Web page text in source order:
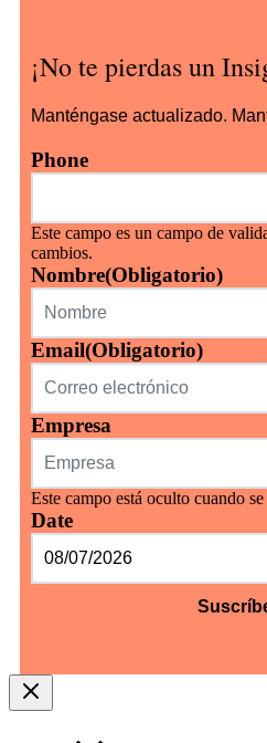
¡No te pierdas un
Manténgase actualizado.
Phone
Este campo es un campo de
cambios.
Nombre(Obligatorio)
Email(Obligatorio)
Empresa
Este campo está oculto cuando
Date